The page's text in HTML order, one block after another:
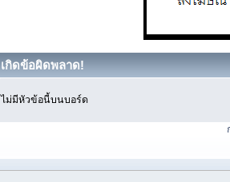
เกิดข้อผิดพลาด!
ไม่มีหัวข้อนี้บนบอร์ด